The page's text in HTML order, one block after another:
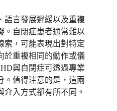
語言發展遲緩以及重複
。自閉症患者通常難以
索，可能表現出對特定
於重複相同的動作或儀
與自閉症可透過專業
。值得注意的是，這兩
入方式卻有所不同。